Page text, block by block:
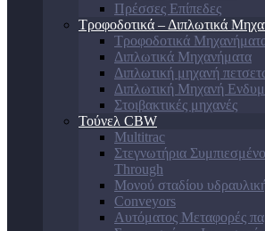
Πρέσσες Επίπεδες
Τροφοδοτικά – Διπλωτικά
Τροφοδοτικά
Διπλωτικά Μηχανήματα
Διπλωτική μηχανή
Διπλωτική Μηχανή
Στοιβακτικές μηχανές
Τούνελ CBW
Multitrac
Στεγνωτήρια
Through
Μονού σταδίου
Conveyors
Αυτόματος Μεταφορές